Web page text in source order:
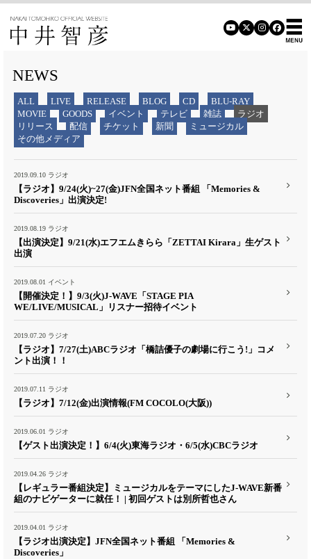
NEWS
ALL LIVE RELEASE BLOG CD
BLU-RAY
MOVIE
GOODS イベント テレビ 雑誌
ラジオ
リリース
配信 チケット 新聞
ミュージカル
その他メディア
2019.09.10 ラジオ
【ラジオ】9/24(火)~27(金)JFN全国ネット番組 「Memories &
Discoveries」出演決定!
2019.08.19 ラジオ
【出演決定】9/21(水)エフエムきらら「ZETTAI Kirara」生ゲスト
出演
2019.08.01 イベント
【開催決定！】9/3(火)J-WAVE「STAGE PIA
WE/LIVE/MUSICAL」リスナー招待イベント
2019.07.20 ラジオ
【ラジオ】7/27(土)ABCラジオ「橋詰優子の劇場に行こう!」コメ
ント出演！！
2019.07.11 ラジオ
【ラジオ】7/12(金)出演情報(FM COCOLO(大阪))
2019.06.01 ラジオ
【ゲスト出演決定！】6/4(火)東海ラジオ・6/5(水)CBCラジオ
2019.04.26 ラジオ
【レギュラー番組決定】ミュージカルをテーマにしたJ-WAVE新番
組のナビゲーターに就任！ | 初回ゲストは別所哲也さん
2019.04.01 ラジオ
【ラジオ出演決定】JFN全国ネット番組 「Memories &
Discoveries」